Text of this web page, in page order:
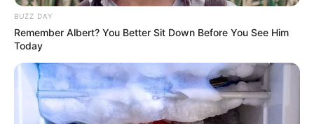
BUZZ DAY
Remember Albert? You Better Sit Down Before You See Him
Today